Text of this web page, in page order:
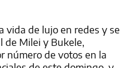
vida de lujo en redes y se
de Milei y Bukele,
número de votos en la